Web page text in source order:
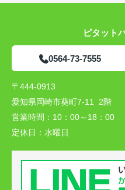
ピタット
0564-73-7555
〒444-0913
愛知県岡崎市葵町7-11 2階
営業時間： 10：00～18：00
定休日： 水曜日